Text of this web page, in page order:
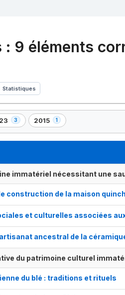
: 9 éléments
Statistiques
3 2015 1
,
1
immatériel nécessitant une
construction de la maison
et culturelles associées
artisanat ancestral de la
du patrimoine culturel
du blé : traditions et rituels